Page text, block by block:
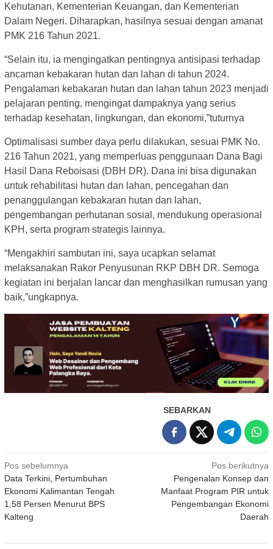
Kehutanan, Kementerian Keuangan, dan Kementerian
Dalam Negeri. Diharapkan, hasilnya sesuai dengan amanat
PMK 216 Tahun 2021.
“Selain itu, ia mengingatkan pentingnya antisipasi terhadap
ancaman kebakaran hutan dan lahan di tahun 2024.
Pengalaman kebakaran hutan dan lahan tahun 2023 menjadi
pelajaran penting, mengingat dampaknya yang serius
terhadap kesehatan, lingkungan, dan ekonomi,”tuturnya
Optimalisasi sumber daya perlu dilakukan, sesuai PMK No.
216 Tahun 2021, yang memperluas penggunaan Dana Bagi
Hasil Dana Reboisasi (DBH DR). Dana ini bisa digunakan
untuk rehabilitasi hutan dan lahan, pencegahan dan
penanggulangan kebakaran hutan dan lahan,
pengembangan perhutanan sosial, mendukung operasional
KPH, serta program strategis lainnya.
“Mengakhiri sambutan ini, saya ucapkan selamat
melaksanakan Rakor Penyusunan RKP DBH DR. Semoga
kegiatan ini berjalan lancar dan menghasilkan rumusan yang
baik,”ungkapnya.
SEBARKAN
Navigasi
pos
Pos sebelumnya
Data Terkini, Pertumbuhan
Ekonomi Kalimantan Tengah
1,58 Persen Menurut BPS
Kalteng
Pos berikutnya
Pengenalan Konsep dan
Manfaat Program PIR untuk
Pengembangan Ekonomi
Daerah